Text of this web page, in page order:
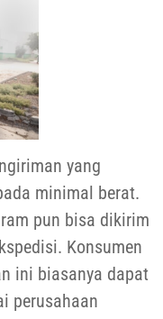
yang
minimal berat.
pun bisa dikirim
Konsumen
ini biasanya dapat
perusahaan